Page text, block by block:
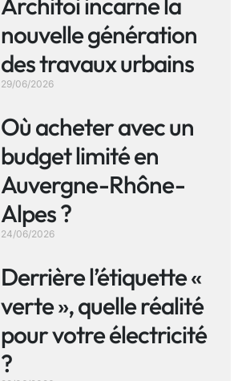
nouvelle génération
des travaux urbains
29/06/2026
Où acheter avec un
budget limité en
Auvergne-Rhône-
Alpes ?
24/06/2026
Derrière l’étiquette «
verte », quelle réalité
pour votre électricité
?